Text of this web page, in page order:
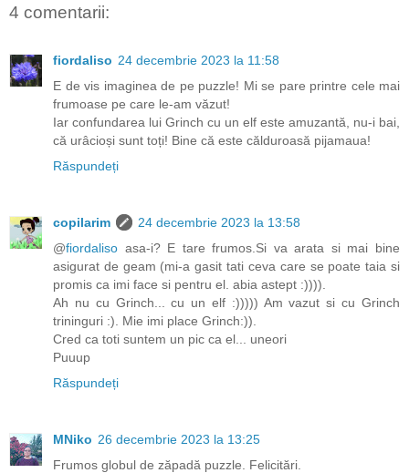
4 comentarii:
fiordaliso 24 decembrie 2023 la 11:58
E de vis imaginea de pe puzzle! Mi se pare printre cele mai
frumoase pe care le-am văzut!
Iar confundarea lui Grinch cu un elf este amuzantă, nu-i bai,
că urâcioși sunt toți! Bine că este călduroasă pijamaua!
Răspundeți
copilarim
24 decembrie 2023 la 13:58
@fiordaliso asa-i? E tare frumos.Si va arata si mai bine
asigurat de geam (mi-a gasit tati ceva care se poate taia si
promis ca imi face si pentru el. abia astept :)))).
Ah nu cu Grinch... cu un elf :))))) Am vazut si cu Grinch
trininguri :). Mie imi place Grinch:)).
Cred ca toti suntem un pic ca el... uneori
Puuup
Răspundeți
MNiko 26 decembrie 2023 la 13:25
Frumos globul de zăpadă puzzle. Felicitări.